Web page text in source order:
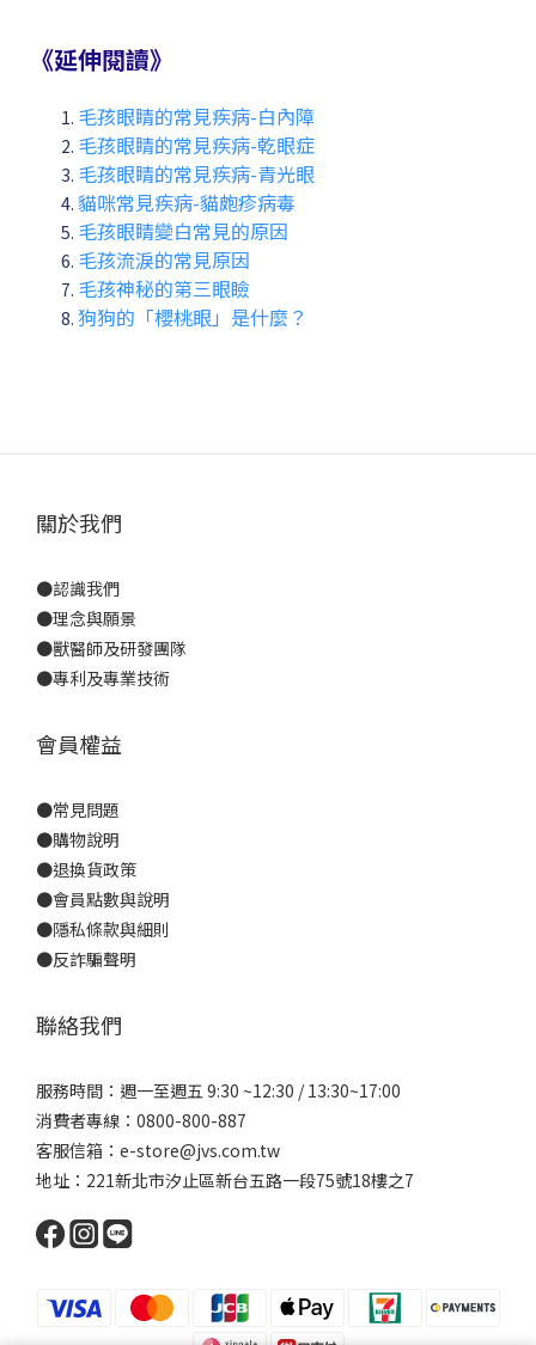
《延伸閱讀》
毛孩眼睛的常見疾病-白內障
毛孩眼睛的常見疾病-乾眼症
毛孩眼睛的常見疾病-青光眼
貓咪常見疾病-貓皰疹病毒
毛孩眼睛變白常見的原因
毛孩流淚的常見原因
毛孩神秘的第三眼瞼
狗狗的「櫻桃眼」是什麼？
關於我們
●認識我們
●理念與願景
●獸醫師及研發團隊
●專利及專業技術
會員權益
●常見問題
●購物說明
●退換貨政策
●會員點數與說明
●隱私條款與細則
●反詐騙聲明
聯絡我們
服務時間：週一至週五 9:30 ~12:30 / 13:30~17:00
消費者專線：0800-800-887
客服信箱：e-store@jvs.com.tw
地址：221新北市汐止區新台五路一段75號18樓之7